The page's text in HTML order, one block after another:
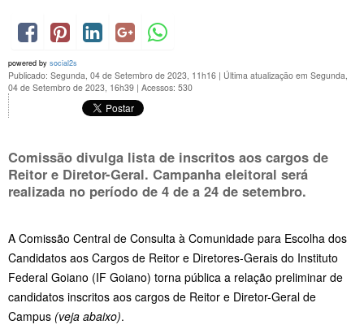
powered by social2s
Publicado: Segunda, 04 de Setembro de 2023, 11h16 | Última atualização em Segunda,
04 de Setembro de 2023, 16h39 | Acessos: 530
Comissão divulga lista de inscritos aos cargos de
Reitor e Diretor-Geral. Campanha eleitoral será
realizada no período de 4 de a 24 de setembro.
A Comissão Central de Consulta à Comunidade para Escolha dos
Candidatos aos Cargos de Reitor e Diretores-Gerais do Instituto
Federal Goiano (IF Goiano) torna pública a relação preliminar de
candidatos inscritos aos cargos de Reitor e Diretor-Geral de
Campus (veja abaixo).